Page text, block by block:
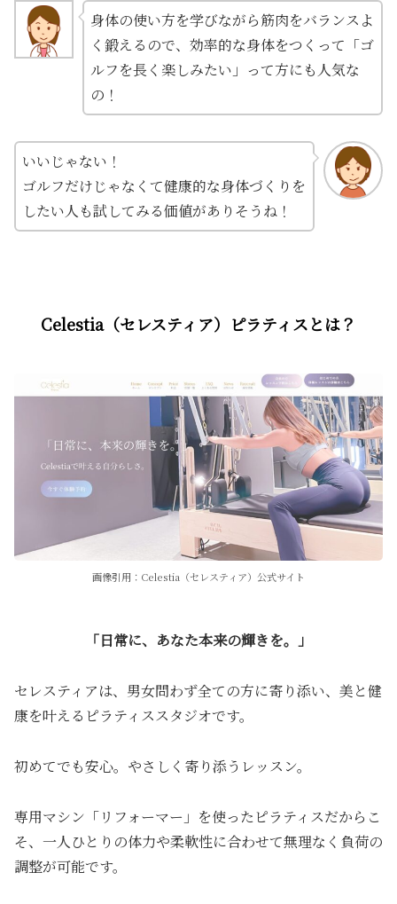
身体の使い方を学びながら筋肉をバランスよ
く鍛えるので、効率的な身体をつくって「ゴ
ルフを長く楽しみたい」って方にも人気な
の！
いいじゃない！
ゴルフだけじゃなくて健康的な身体づくりを
したい人も試してみる価値がありそうね！
Celestia（セレスティア）ピラティスとは？
画像引用：Celestia（セレスティア）公式サイト
「日常に、あなた本来の輝きを。」
セレスティアは、男女問わず全ての方に寄り添い、美と健
康を叶えるピラティススタジオです。
初めてでも安心。やさしく寄り添うレッスン。
専用マシン「リフォーマー」を使ったピラティスだからこ
そ、一人ひとりの体力や柔軟性に合わせて無理なく負荷の
調整が可能です。